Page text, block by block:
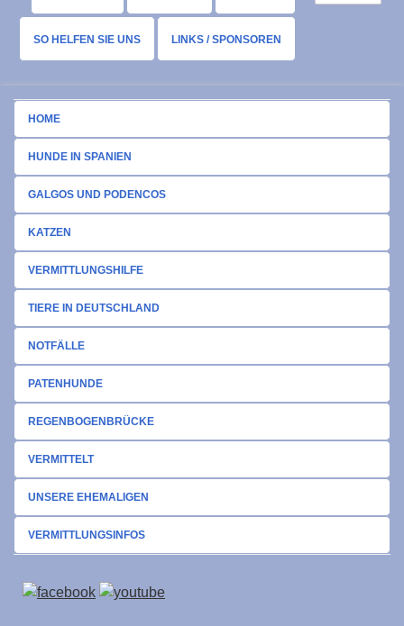
SO HELFEN SIE UNS LINKS / SPONSOREN
HOME
HUNDE IN SPANIEN
GALGOS UND PODENCOS
KATZEN
VERMITTLUNGSHILFE
TIERE IN DEUTSCHLAND
NOTFÄLLE
PATENHUNDE
REGENBOGENBRÜCKE
VERMITTELT
UNSERE EHEMALIGEN
VERMITTLUNGSINFOS